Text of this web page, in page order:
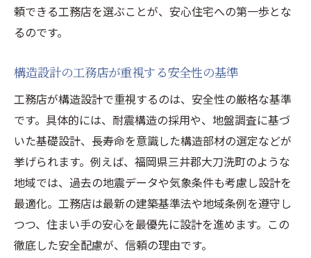
細やかな工務店の提案が家づくりを支える
工務店ならではの構造設計事例を紹介
細やかな工務店対応が安心住宅を実現する
住まい作りで大切な構造設計の考え方
工務店が語る構造設計の基本的な考え方
安心住宅のための工務店の設計哲学とは
工務店が重視する構造設計のポイント解説
長持ちする家づくりに工務店が意識する点
工務店流の構造設計で実現する快適空間
頼できる工務店を選ぶことが、安心住宅への第一歩とな
るのです。
構造設計の工務店が重視する安全性の基準
工務店が構造設計で重視するのは、安全性の厳格な基準
です。具体的には、耐震構造の採用や、地盤調査に基づ
いた基礎設計、長寿命を意識した構造部材の選定などが
挙げられます。例えば、福岡県三井郡大刀洗町のような
地域では、過去の地震データや気象条件も考慮し設計を
最適化。工務店は最新の建築基準法や地域条例を遵守し
つつ、住まい手の安心を最優先に設計を進めます。この
徹底した安全配慮が、信頼の理由です。